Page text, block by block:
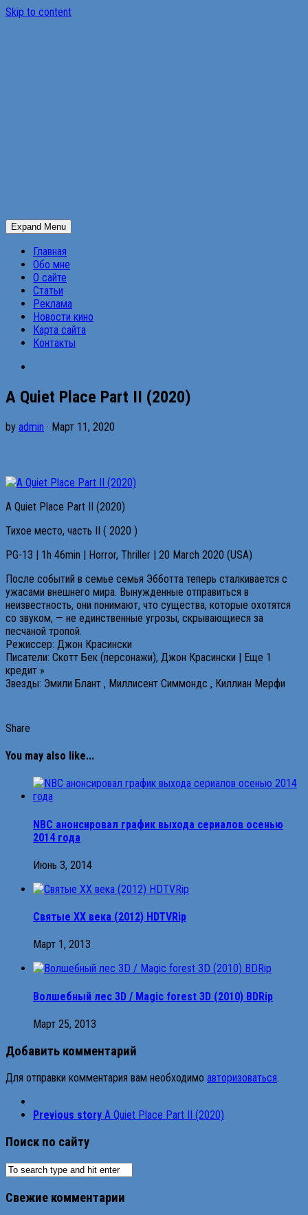
Skip to content
Expand Menu
Главная
Обо мне
О сайте
Статьи
Реклама
Новости кино
Карта сайта
Контакты
A Quiet Place Part II (2020)
by admin · Март 11, 2020
A Quiet Place Part II (2020)
Тихое место, часть II ( 2020 )
PG-13 | 1h 46min | Horror, Thriller | 20 March 2020 (USA)
После событий в семье семья Эбботта теперь сталкивается с
ужасами внешнего мира. Вынужденные отправиться в
неизвестность, они понимают, что существа, которые охотятся
со звуком, — не единственные угрозы, скрывающиеся за
песчаной тропой.
Режиссер: Джон Красински
Писатели: Скотт Бек (персонажи), Джон Красински | Еще 1
кредит »
Звезды: Эмили Блант , Миллисент Симмондс , Киллиан Мерфи
Share
You may also like...
NBC анонсировал график выхода сериалов осенью
2014 года
Июнь 3, 2014
Святые XX века (2012) HDTVRip
Март 1, 2013
Волшебный лес 3D / Magic forest 3D (2010) BDRip
Март 25, 2013
Добавить комментарий
Для отправки комментария вам необходимо авторизоваться.
Previous story A Quiet Place Part II (2020)
Поиск по сайту
Свежие комментарии